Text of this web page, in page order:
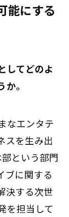
能にする
してどのよ
。
なエンタテ
スを生み出
という部門
ブに関する
決する次世
を担当して